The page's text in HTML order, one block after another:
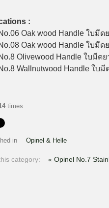
:
Oak wood Handle ใบมีด
Oak wood Handle ใบมีด
Olivewood Handle ใบมีดย
Wallnutwood Handle ใบมี
times
in Opinel & Helle
category: « Opinel No.7